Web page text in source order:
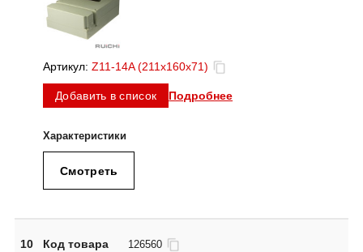
Артикул: Z11-14A (211x160x71)
Добавить в список Подробнее
Смотреть
10 Код товара 126560